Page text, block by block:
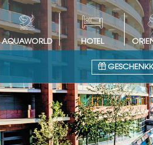
AQUAWORLD
HOTEL